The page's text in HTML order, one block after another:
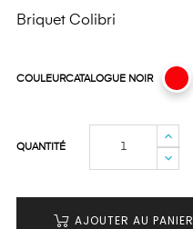
Briquet Colibri
COULEURCATALOGUE NOIR
QUANTITÉ
AJOUTER AU PANIER